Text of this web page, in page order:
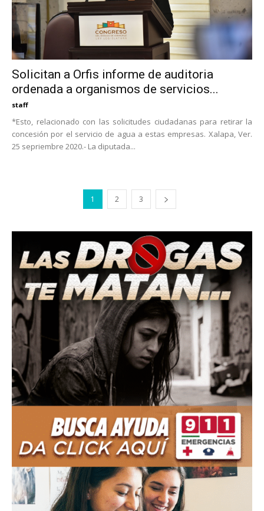
Solicitan a Orfis informe de auditoria
ordenada a organismos de servicios...
staff
*Esto, relacionado con las solicitudes ciudadanas para retirar la
concesión por el servicio de agua a estas empresas. Xalapa, Ver.
25 sepriembre 2020.- La diputada...
1 2 3